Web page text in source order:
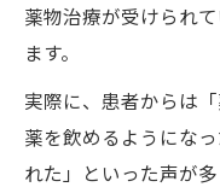
薬物治療が受けられ
ます。
実際に、患者からは
薬を飲めるようにな
れた」といった声が